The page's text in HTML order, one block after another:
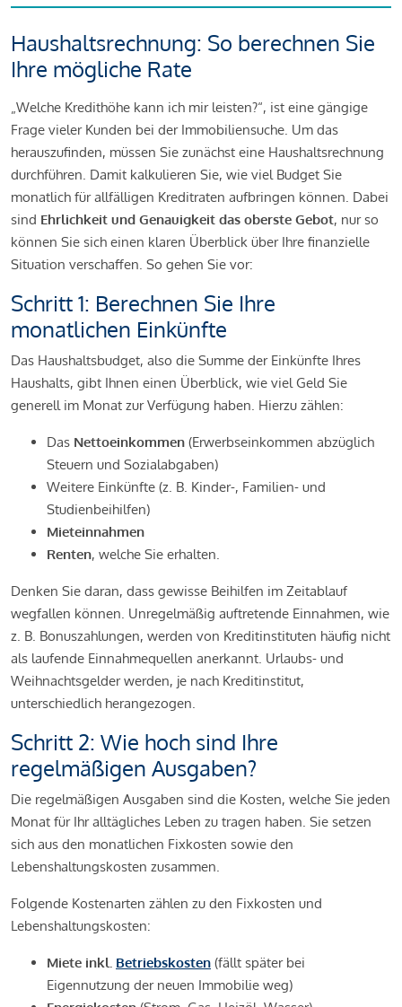
Haushaltsrechnung: So berechnen Sie
Ihre mögliche Rate
„Welche Kredithöhe kann ich mir leisten?“, ist eine gängige
Frage vieler Kunden bei der Immobiliensuche. Um das
herauszufinden, müssen Sie zunächst eine Haushaltsrechnung
durchführen. Damit kalkulieren Sie, wie viel Budget Sie
monatlich für allfälligen Kreditraten aufbringen können. Dabei
sind Ehrlichkeit und Genauigkeit das oberste Gebot, nur so
können Sie sich einen klaren Überblick über Ihre finanzielle
Situation verschaffen. So gehen Sie vor:
Schritt 1: Berechnen Sie Ihre
monatlichen Einkünfte
Das Haushaltsbudget, also die Summe der Einkünfte Ihres
Haushalts, gibt Ihnen einen Überblick, wie viel Geld Sie
generell im Monat zur Verfügung haben. Hierzu zählen:
Das Nettoeinkommen (Erwerbseinkommen abzüglich
Steuern und Sozialabgaben)
Weitere Einkünfte (z. B. Kinder-, Familien- und
Studienbeihilfen)
Mieteinnahmen
Renten, welche Sie erhalten.
Denken Sie daran, dass gewisse Beihilfen im Zeitablauf
wegfallen können. Unregelmäßig auftretende Einnahmen, wie
z. B. Bonuszahlungen, werden von Kreditinstituten häufig nicht
als laufende Einnahmequellen anerkannt. Urlaubs- und
Weihnachtsgelder werden, je nach Kreditinstitut,
unterschiedlich herangezogen.
Schritt 2: Wie hoch sind Ihre
regelmäßigen Ausgaben?
Die regelmäßigen Ausgaben sind die Kosten, welche Sie jeden
Monat für Ihr alltägliches Leben zu tragen haben. Sie setzen
sich aus den monatlichen Fixkosten sowie den
Lebenshaltungskosten zusammen.
Folgende Kostenarten zählen zu den Fixkosten und
Lebenshaltungskosten:
Miete inkl. Betriebskosten (fällt später bei
Eigennutzung der neuen Immobilie weg)